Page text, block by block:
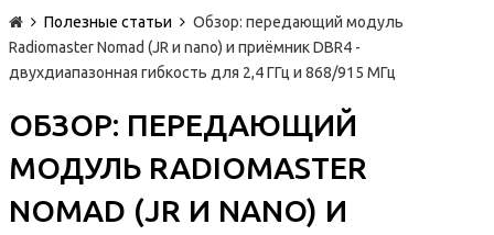
Полезные статьи
Обзор: передающий модуль
Radiomaster Nomad (JR и nano) и приёмник DBR4 -
двухдиапазонная гибкость для 2,4 ГГц и 868/915 МГц
ОБЗОР: ПЕРЕДАЮЩИЙ
МОДУЛЬ RADIOMASTER
NOMAD (JR И NANO) И